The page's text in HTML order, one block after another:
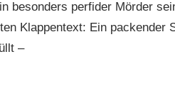
besonders perfider Mörder
Klappentext: Ein
–